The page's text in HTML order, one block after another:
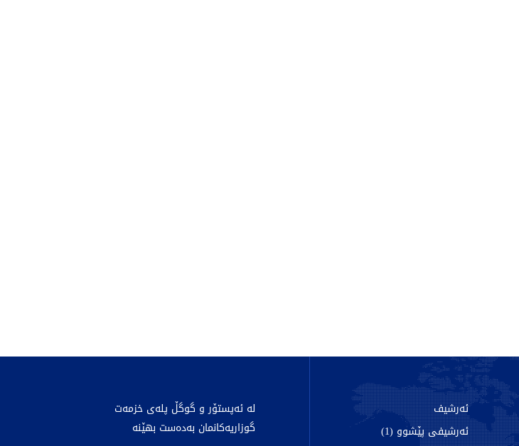
ئەرشیف
ئەرشیفی پێشوو (1)
لە ئەپستۆر و گوگڵ پلەی خزمەت
گوزاریەکانمان بەدەست بهێنە